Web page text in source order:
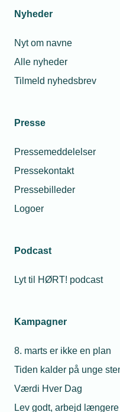
Nyheder
Nyt om navne
Alle nyheder
Tilmeld nyhedsbrev
Presse
Pressemeddelelser
Pressekontakt
Pressebilleder
Logoer
Podcast
Lyt til HØRT! podcast
Kampagner
8. marts er ikke en plan
Tiden kalder på unge
Værdi Hver Dag
Lev godt, arbejd længere
Københavns
Laug
Vis netværk
Lokalforeninger
TEKNIQ